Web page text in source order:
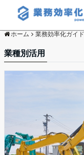
ホーム 業務効率化ガイド
業種別活用